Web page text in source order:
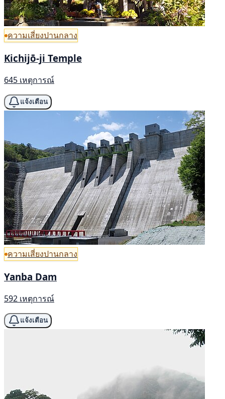
ความเสี่ยงปานกลาง
Kichijō-ji Temple
645 เหตุการณ์
แจ้งเตือน
ความเสี่ยงปานกลาง
Yanba Dam
592 เหตุการณ์
แจ้งเตือน